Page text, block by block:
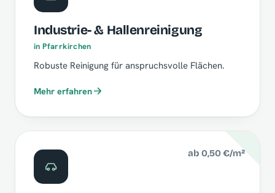
Industrie- & Hallenreinigung
in Pfarrkirchen
Robuste Reinigung für anspruchsvolle Flächen.
Mehr erfahren
ab 0,50 €/m²